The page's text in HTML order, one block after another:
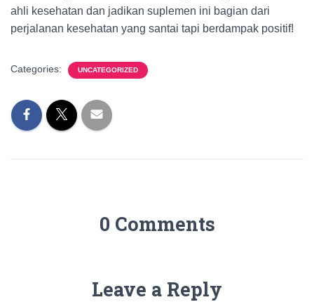
ahli kesehatan dan jadikan suplemen ini bagian dari
perjalanan kesehatan yang santai tapi berdampak positif!
Categories: UNCATEGORIZED
0 Comments
Leave a Reply